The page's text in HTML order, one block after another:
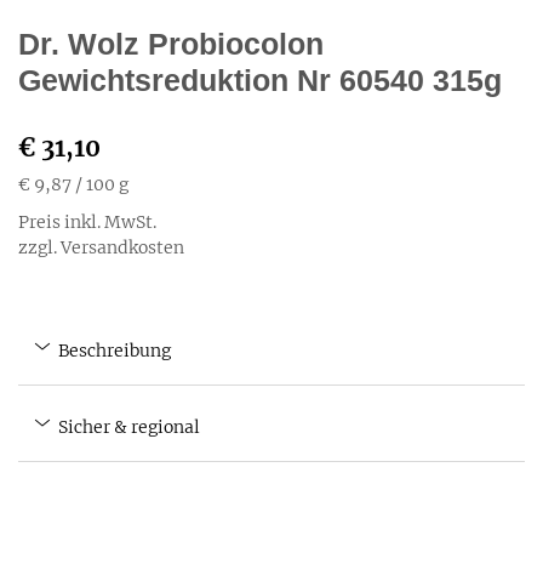
Dr. Wolz Probiocolon
Gewichtsreduktion Nr 60540 315g
€ 31,10
€ 9,87 / 100 g
Preis inkl. MwSt.
zzgl. Versandkosten
Beschreibung
Sicher & regional